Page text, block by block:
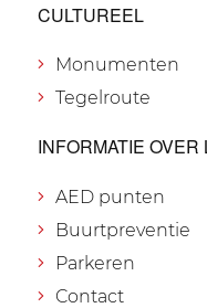
CULTUREEL
Monumenten
Tegelroute
INFORMATIE
AED punten
Buurtpreventie
Parkeren
Contact